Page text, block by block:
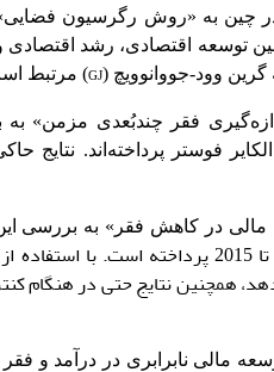
چین به «روش رگرسیون
توسعه اقتصادی، رشد
وود-جووانوویچ (GJ) مرتبط
«اندازه‌گیری فقر چندبُعدی
شیلی به روش الکایر فوستر
مالی در کاهش فقر» به
در سال‌های2004 تا 2015 پرداخته
نتایج حتی در هنگام
توسعه مالی نابرابری در